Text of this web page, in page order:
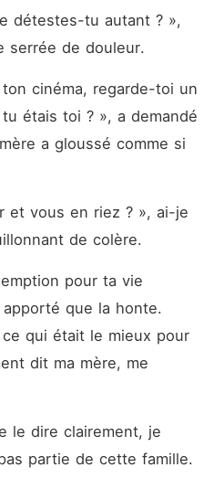
détestes-tu autant ? »,
serrée de douleur.
cinéma, regarde-toi un
étais toi ? », a demandé
a gloussé comme si
et vous en riez ? », ai-je
de colère.
pour ta vie
que la honte.
qui était le mieux pour
dit ma mère, me
le dire clairement, je
partie de cette famille.